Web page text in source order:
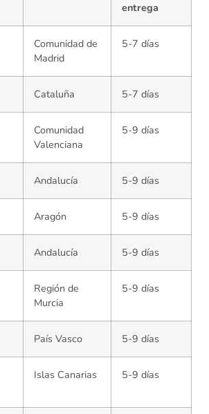
entrega
Comunidad de
Madrid
5-7 días
Cataluña 5-7 días
Comunidad
Valenciana
5-9 días
Andalucía 5-9 días
Aragón 5-9 días
Andalucía 5-9 días
Región de
Murcia
5-9 días
País Vasco 5-9 días
Islas Canarias 5-9 días